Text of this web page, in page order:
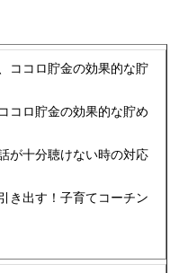
ココロ貯金の効果的な貯
コロ貯金の効果的な貯め
が十分聴けない時の対応
き出す！子育てコーチン